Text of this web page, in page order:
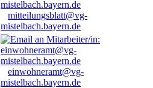
mitteilungsblatt@vg-
mistelbach.bayern.de
einwohneramt@vg-
mistelbach.bayern.de